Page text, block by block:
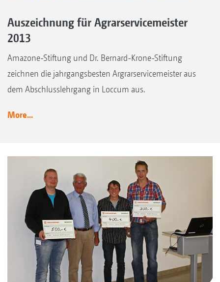
Auszeichnung für Agrarservicemeister
2013
Amazone-Stiftung und Dr. Bernard-Krone-Stiftung
zeichnen die jahrgangsbesten Argrarservicemeister aus
dem Abschlusslehrgang in Loccum aus.
More...